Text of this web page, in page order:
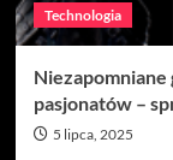
Technologia
Niezapomniane
pasjonatów –
5 lipca, 2025